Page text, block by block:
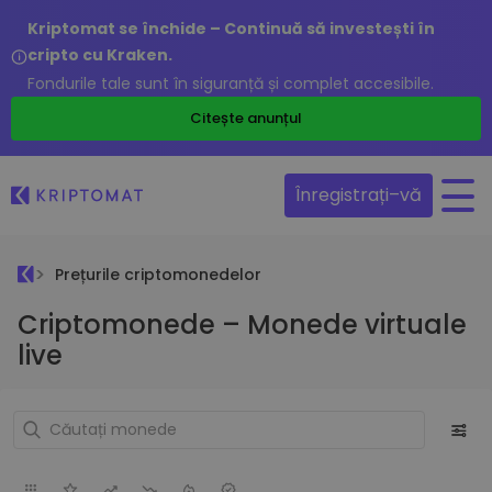
Kriptomat se închide – Continuă să investești în
cripto cu Kraken.
Fondurile tale sunt în siguranță și complet accesibile.
Citește anunțul
Înregistrați–vă
Prețurile criptomonedelor
Criptomonede – Monede virtuale
live